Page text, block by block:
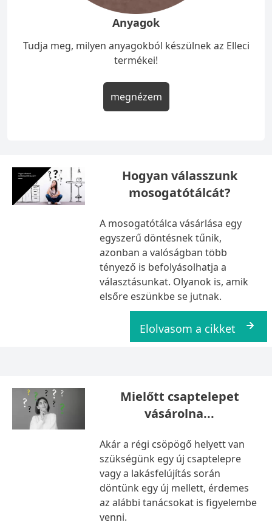
Anyagok
Tudja meg, milyen anyagokból készülnek az Elleci
termékei!
megnézem
Hogyan válasszunk
mosogatótálcát?
A mosogatótálca vásárlása egy
egyszerű döntésnek tűnik,
azonban a valóságban több
tényező is befolyásolhatja a
választásunkat. Olyanok is, amik
elsőre eszünkbe se jutnak.
Elolvasom a cikket
Mielőtt csaptelepet
vásárolna...
Akár a régi csöpögő helyett van
szükségünk egy új csaptelepre
vagy a lakásfelújítás során
döntünk egy új mellett, érdemes
az alábbi tanácsokat is figyelembe
venni.